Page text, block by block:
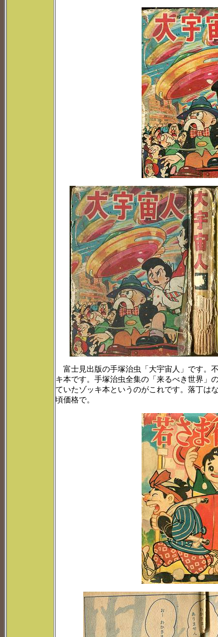
富士見出版の手塚治虫「大宇宙人」です。
キ本です。手塚治虫全集の「来るべき世界」
ていたゾッキ本というのがこれです。落丁は
頃価格で。